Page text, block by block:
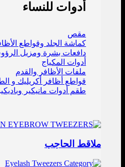
أدوات للنساء
مقص
كماشة الجلد وقواطع
دافعات بشرة ومزيل
أدوات المكياج
ملفات الأظافر والقدم
قواطع أظافر أكريليك و
طقم أدوات مانيكير
ملاقط الحاجب